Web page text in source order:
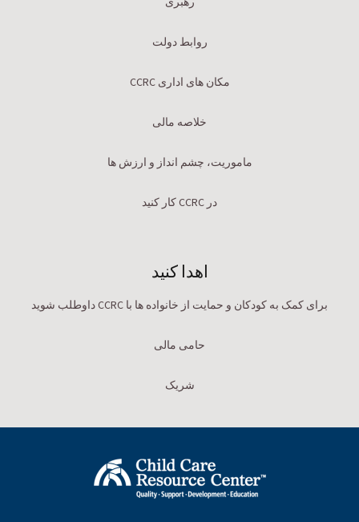
روابط دولت
مکان های اداری CCRC
خلاصه مالی
ماموریت، چشم انداز و ارزش ها
در CCRC کار کنید
اهدا کنید
برای کمک به کودکان و حمایت از خانواده ها با CCRC داوطلب شوید
حامی مالی
شریک